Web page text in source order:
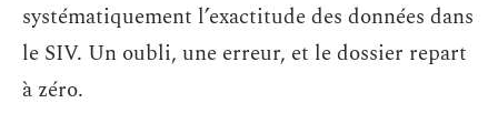
systématiquement l’exactitude des données dans
le SIV. Un oubli, une erreur, et le dossier repart
à zéro.